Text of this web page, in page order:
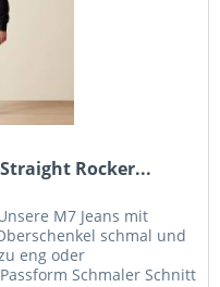
Rocker...
M7 Jeans mit
schmal und
eng oder
Schmaler Schnitt